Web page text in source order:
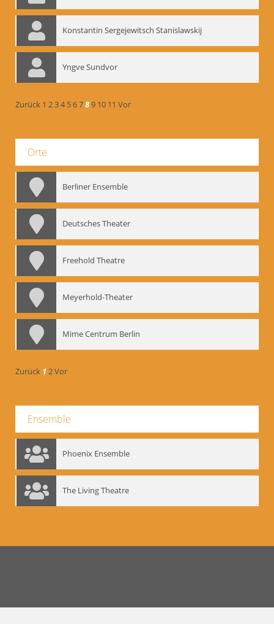
Konstantin Sergejewitsch Stanislawskij
Yngve Sundvor
Zurück 1 234 56789 10 11 Vor
Orte
Berliner Ensemble
Deutsches Theater
Freehold Theatre
Meyerhold-Theater
Mime Centrum Berlin
Zurück 12Vor
Ensemble
Phoenix Ensemble
The Living Theatre